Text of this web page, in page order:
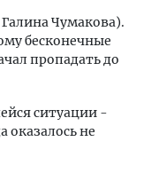
Чумакова).
бесконечные
пропадать до
ситуации -
оказалось не